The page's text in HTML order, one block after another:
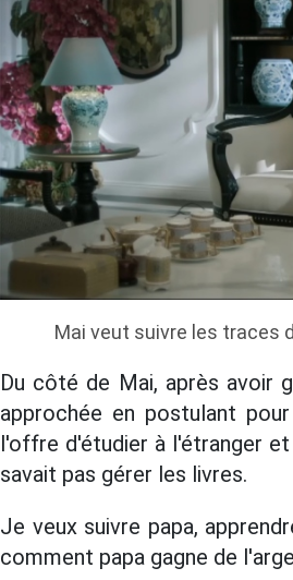
Mai veut suivre les traces
Du côté de Mai, après avoir
approchée en postulant
l'offre d'étudier à l'étranger
savait pas gérer les livres.
Je veux suivre papa,
comment papa gagne de